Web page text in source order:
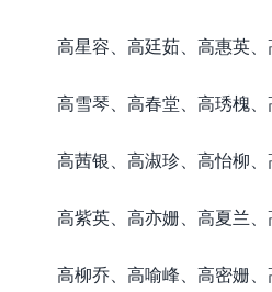
高星容、高廷茹、高惠英、
高雪琴、高春堂、高琇槐、
高茜银、高淑珍、高怡柳、
高紫英、高亦姗、高夏兰、
高柳乔、高喻峰、高密姗、